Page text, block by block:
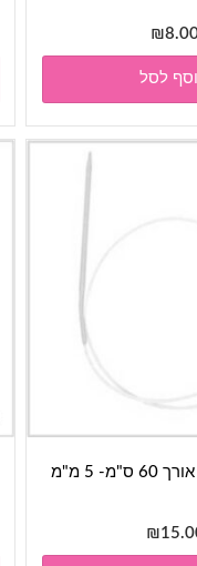
₪
לסל
5 מ"מ
₪